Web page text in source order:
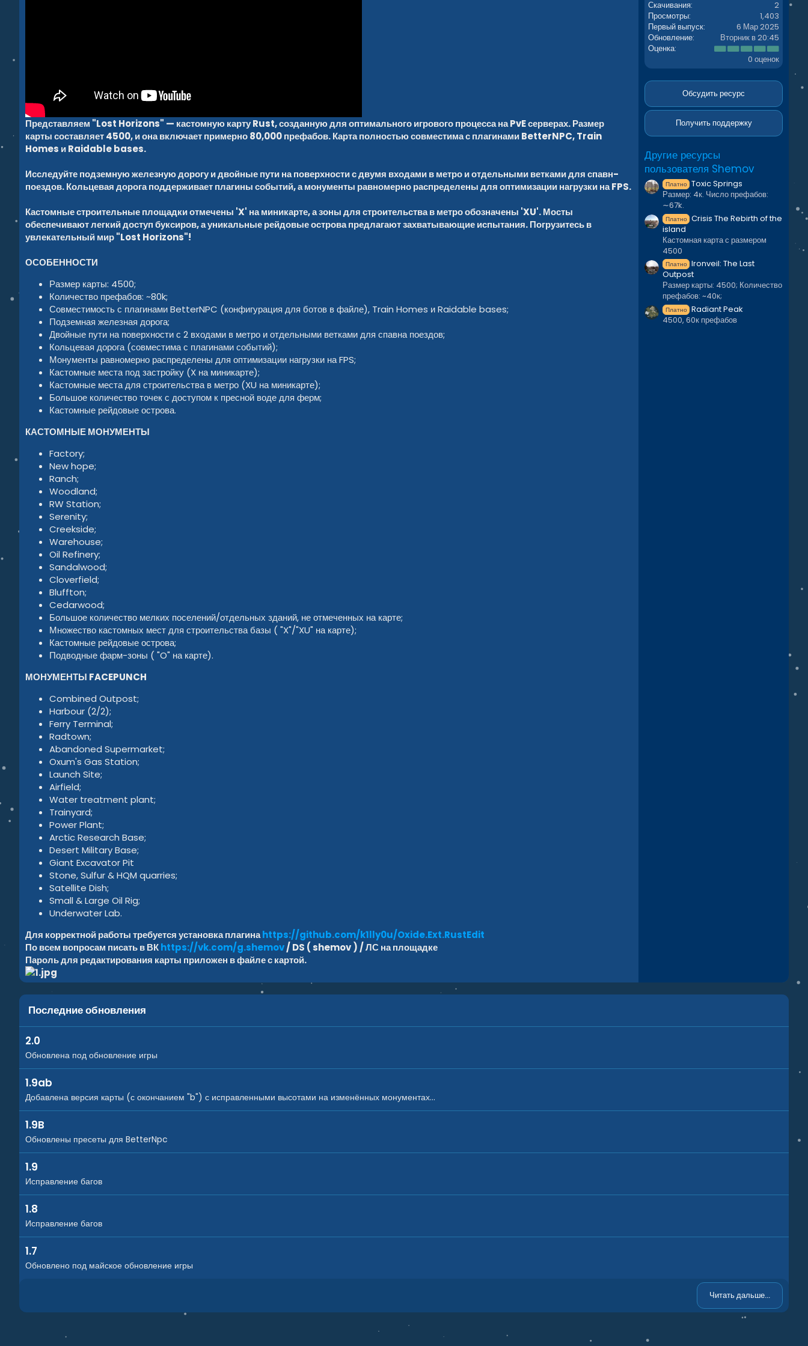
Представляем "Lost Horizons" — кастомную карту Rust, созданную для оптимального игрового процесса на PvE серверах. Размер
карты составляет 4500, и она включает примерно 80,000 префабов. Карта полностью совместима с плагинами BetterNPC, Train
Homes и Raidable bases.
Исследуйте подземную железную дорогу и двойные пути на поверхности с двумя входами в метро и отдельными ветками для спавн-
поездов. Кольцевая дорога поддерживает плагины событий, а монументы равномерно распределены для оптимизации нагрузки на FPS.
Кастомные строительные площадки отмечены 'X' на миникарте, а зоны для строительства в метро обозначены 'XU'. Мосты
обеспечивают легкий доступ буксиров, а уникальные рейдовые острова предлагают захватывающие испытания. Погрузитесь в
увлекательный мир "Lost Horizons"!
ОСОБЕННОСТИ
Размер карты: 4500;
Количество префабов: ~80k;
Совместимость с плагинами BetterNPC (конфигурация для ботов в файле), Train Homes и Raidable bases;
Подземная железная дорога;
Двойные пути на поверхности с 2 входами в метро и отдельными ветками для спавна поездов;
Кольцевая дорога (совместима с плагинами событий);
Монументы равномерно распределены для оптимизации нагрузки на FPS;
Кастомные места под застройку (X на миникарте);
Кастомные места для строительства в метро (XU на миникарте);
Большое количество точек с доступом к пресной воде для ферм;
Кастомные рейдовые острова.
КАСТОМНЫЕ МОНУМЕНТЫ
Factory;
New hope;
Ranch;
Woodland;
RW Station;
Serenity;
Creekside;
Warehouse;
Oil Refinery;
Sandalwood;
Cloverfield;
Bluffton;
Cedarwood;
Большое количество мелких поселений/отдельных зданий, не отмеченных на карте;
Множество кастомных мест для строительства базы ( "X"/"XU" на карте);
Кастомные рейдовые острова;
Подводные фарм-зоны ( "O" на карте).
МОНУМЕНТЫ FACEPUNCH
Combined Outpost;
Harbour (2/2);
Ferry Terminal;
Radtown;
Abandoned Supermarket;
Oxum's Gas Station;
Launch Site;
Airfield;
Water treatment plant;
Trainyard;
Power Plant;
Arctic Research Base;
Desert Military Base;
Giant Excavator Pit
Stone, Sulfur & HQM quarries;
Satellite Dish;
Small & Large Oil Rig;
Underwater Lab.
Для корректной работы требуется установка плагинаhttps://github.com/k1lly0u/Oxide.Ext.RustEdit
По всем вопросам писать в ВКhttps://vk.com/g.shemov/ DS ( shemov ) / ЛС на площадке
Пароль для редактирования карты приложен в файле с картой.
Скачивания
2
Просмотры
1,403
Первый выпуск
6 Мар 2025
Обновление
Вторник в 20:45
Оценка
0
.
0
з
ё
з
0 оценок
Обсудить ресурс
Получить поддержку
Другие ресурсы
пользователя Shemov
Платно Toxic Springs
Размер: 4к. Число префабов:
∼67k.
Платно Crisis The Rebirth of the
island
Кастомная карта с размером
4500
Платно Ironveil: The Last
Outpost
Размер карты: 4500; Количество
префабов: ~40к;
Платно Radiant Peak
4500, 60к префабов
Последние обновления
2.0
Обновлена под обновление игры
1.9ab
Добавлена версия карты (с окончанием "b") с исправленными высотами на изменённых монументах...
1.9B
Обновлены пресеты для BetterNpc
1.9
Исправление багов
1.8
Исправление багов
1.7
Обновлено под майское обновление игры
Читать дальше...